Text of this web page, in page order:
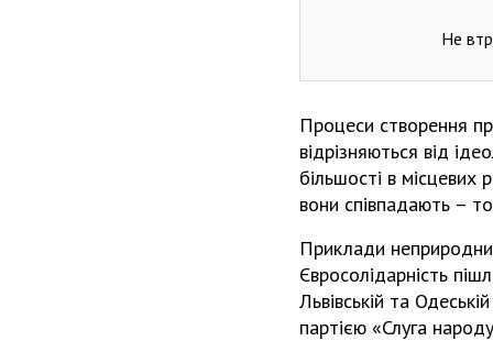
Не
Процеси створення
відрізняються від
більшості в місцевих
вони співпадають –
Приклади
Євросолідарність
Львівській та
партією «Слуга